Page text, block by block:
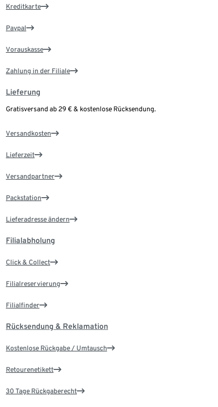
Kreditkarte
Paypal
Vorauskasse
Zahlung in der Filiale
Lieferung
Gratisversand ab 29 € & kostenlose Rücksendung.
Versandkosten
Lieferzeit
Versandpartner
Packstation
Lieferadresse ändern
Filialabholung
Click & Collect
Filialreservierung
Filialfinder
Rücksendung & Reklamation
Kostenlose Rückgabe / Umtausch
Retourenetikett
30 Tage Rückgaberecht